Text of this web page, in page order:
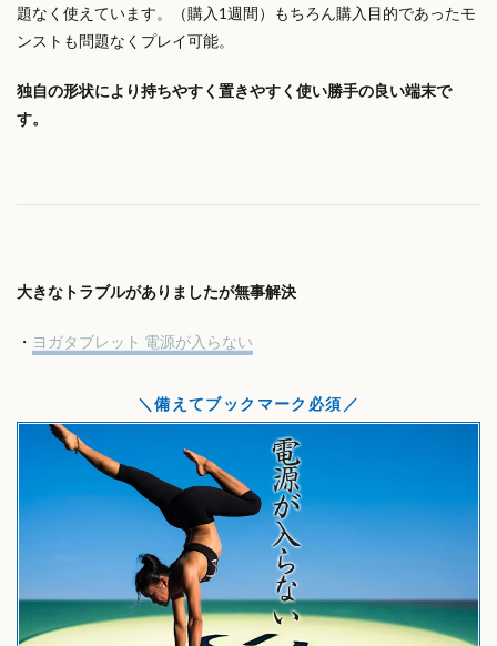
題なく使えています。（購入1週間）もちろん購入目的であったモ
ンストも問題なくプレイ可能。
独自の形状により持ちやすく置きやすく使い勝手の良い端末で
す。
大きなトラブルがありましたが無事解決
・ ヨガタブレット 電源が入らない
備えてブックマーク必須